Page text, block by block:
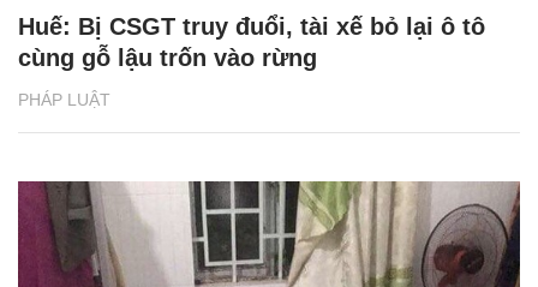
PHÁP LUẬT
Huế: Bị CSGT truy đuổi, tài xế bỏ lại ô tô
cùng gỗ lậu trốn vào rừng